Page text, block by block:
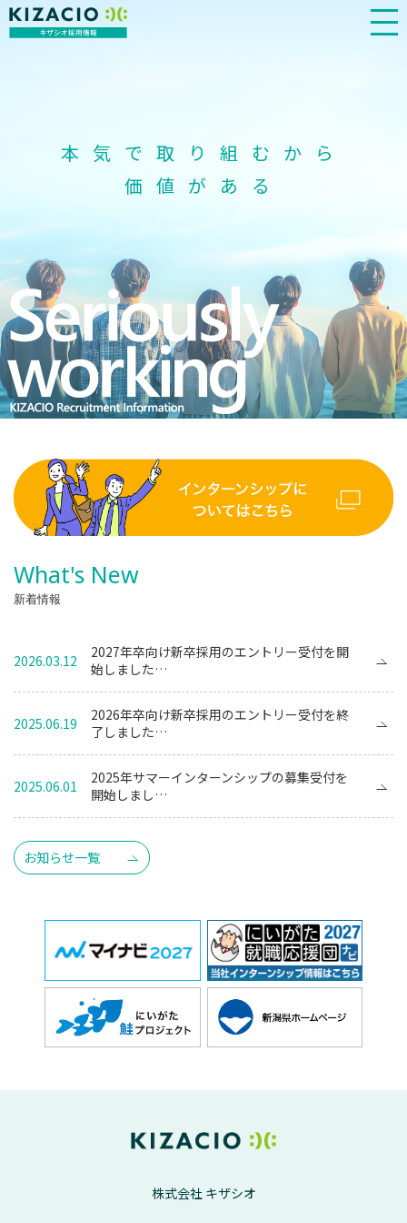
本気で取り組むから
価値がある
What's New
新着情報
2026.03.12
2027年卒向け新卒採用のエントリー受付を開
始しました…
2025.06.19
2026年卒向け新卒採用のエントリー受付を終
了しました…
2025.06.01
2025年サマーインターンシップの募集受付を
開始しまし…
お知らせ一覧
株式会社 キザシオ